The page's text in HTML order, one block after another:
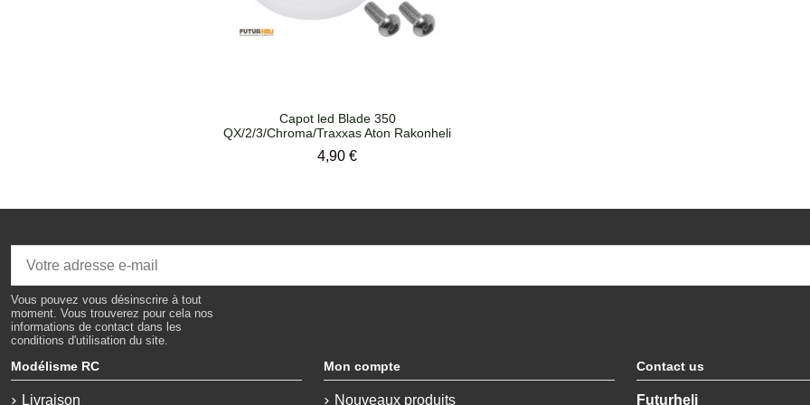
Capot led Blade 350
QX/2/3/Chroma/Traxxas Aton Rakonheli
Prix
4,90 €
Vous pouvez vous désinscrire à tout
moment. Vous trouverez pour cela nos
informations de contact dans les
conditions d'utilisation du site.
Modélisme RC
Livraison
Mon compte
Nouveaux produits
Contact us
Futurheli